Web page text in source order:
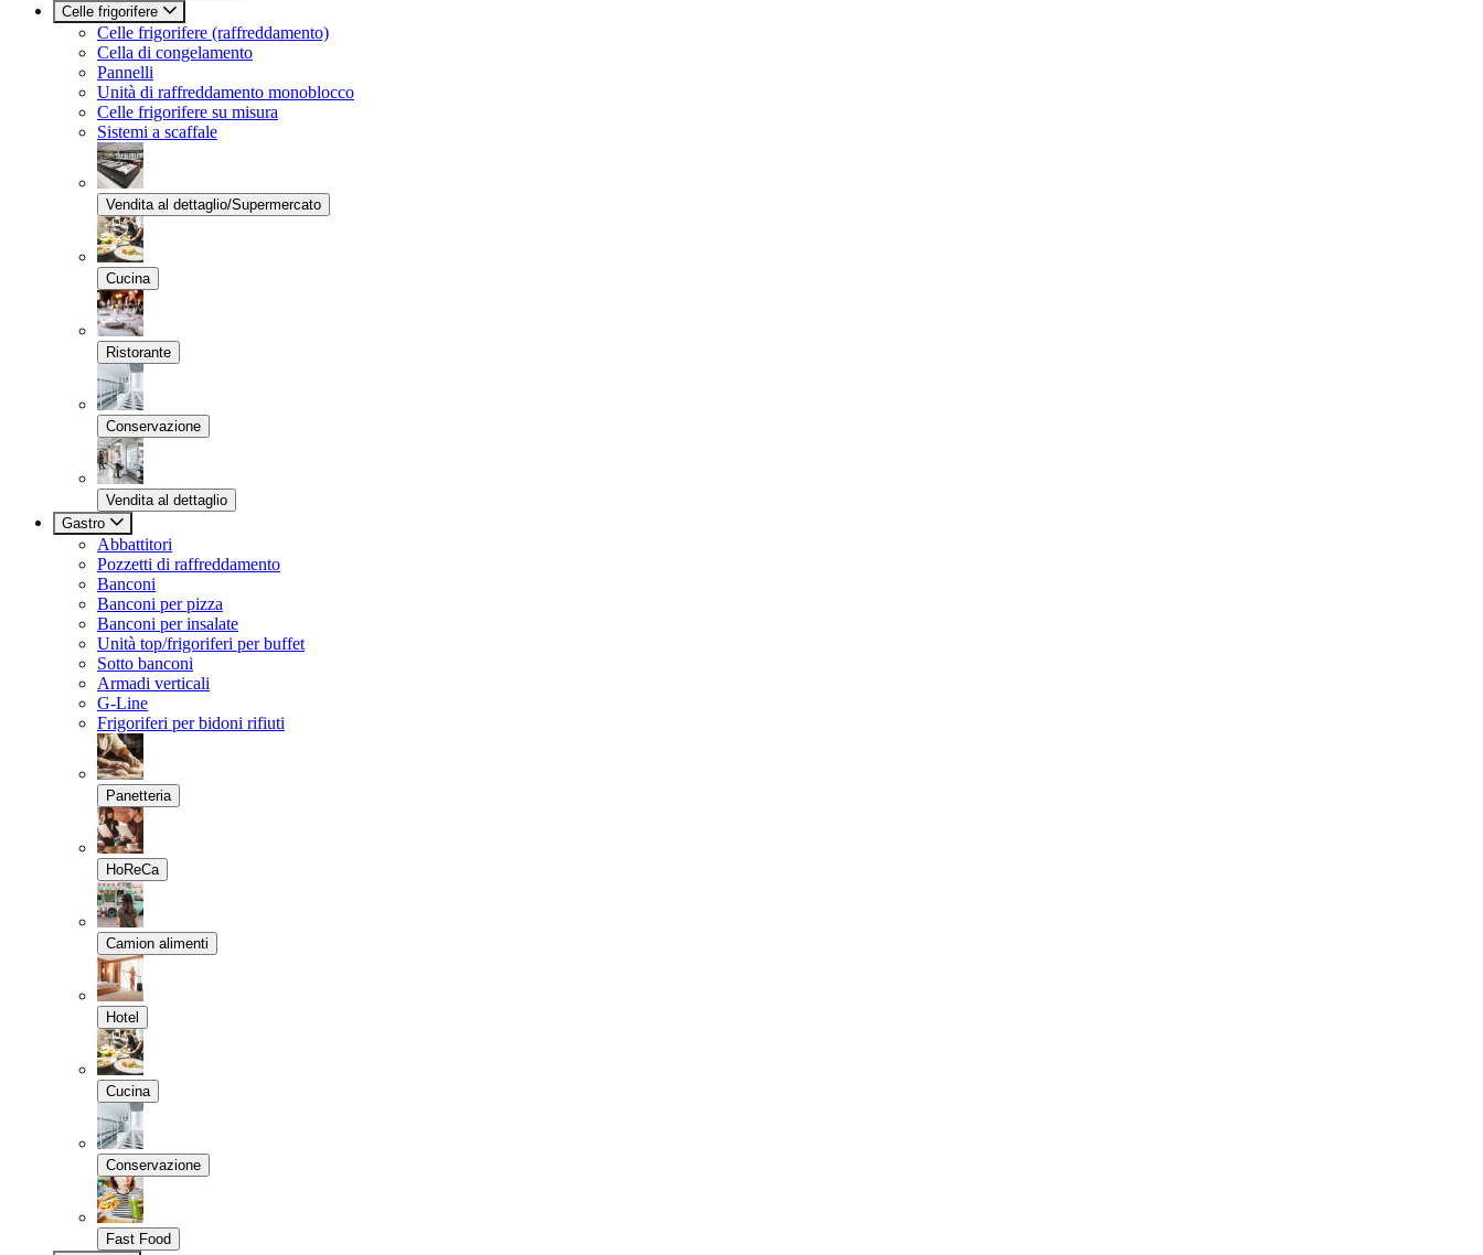
Celle frigorifere
Celle frigorifere (raffreddamento)
Cella di congelamento
Pannelli
Unità di raffreddamento monoblocco
Celle frigorifere su misura
Sistemi a scaffale
Vendita al dettaglio/Supermercato
Cucina
Ristorante
Conservazione
Vendita al dettaglio
Gastro
Abbattitori
Pozzetti di raffreddamento
Banconi
Banconi per pizza
Banconi per insalate
Unità top/frigoriferi per buffet
Sotto banconi
Armadi verticali
G-Line
Frigoriferi per bidoni rifiuti
Panetteria
HoReCa
Camion alimenti
Hotel
Cucina
Conservazione
Fast Food